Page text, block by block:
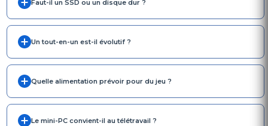
Faut-il un SSD ou un disque dur ?
Un tout-en-un est-il évolutif ?
Quelle alimentation prévoir pour du jeu ?
Le mini-PC convient-il au télétravail ?